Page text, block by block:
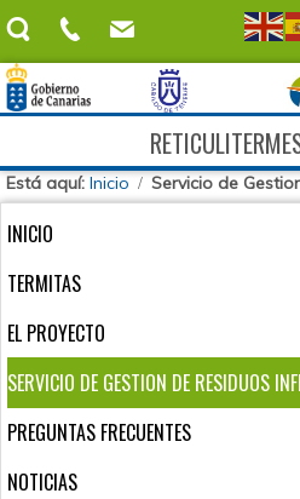
Está aquí: Inicio Servicio de
INICIO
TERMITAS
EL PROYECTO
SERVICIO DE GESTION DE RESIDUOS
PREGUNTAS FRECUENTES
NOTICIAS